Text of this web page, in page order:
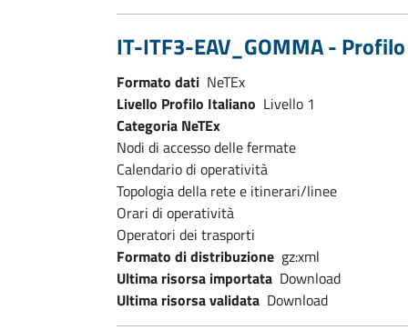
IT-ITF3-EAV_GOMMA -
Formato dati NeTEx
Livello Profilo Italiano Livello 1
Categoria NeTEx
Nodi di accesso delle fermate
Calendario di operatività
Topologia della rete e itinerari/linee
Orari di operatività
Operatori dei trasporti
Formato di distribuzione gz:xml
Ultima risorsa importata Download
Ultima risorsa validata Download